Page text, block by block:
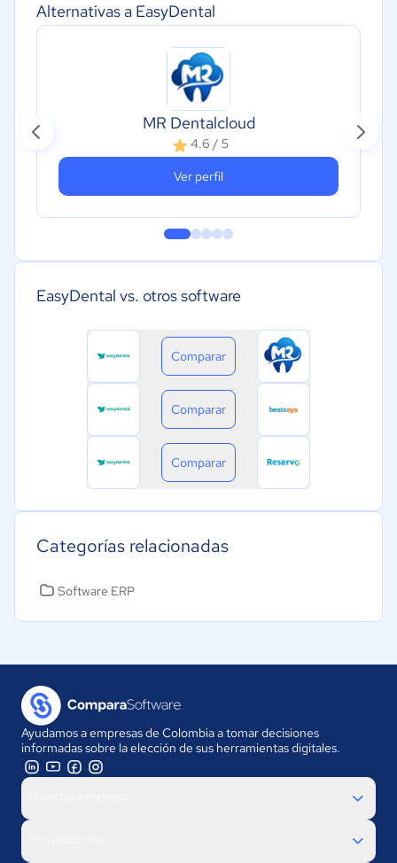
Alternativas a EasyDental
MR Dentalcloud
4.6 / 5
Ver perfil
EasyDental vs. otros software
Comparar
Comparar
Comparar
Categorías relacionadas
Software ERP
Ayudamos a empresas de Colombia a tomar decisiones
informadas sobre la elección de sus herramientas digitales.